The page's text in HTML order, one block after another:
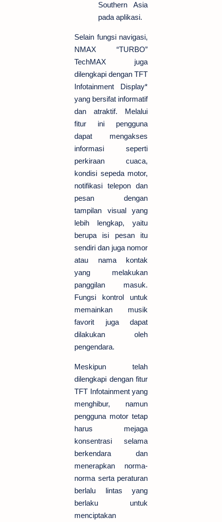
Southern Asia
pada aplikasi.
Selain fungsi navigasi,
NMAX “TURBO”
TechMAX juga
dilengkapi dengan TFT
Infotainment Display*
yang bersifat informatif
dan atraktif. Melalui
fitur ini pengguna
dapat mengakses
informasi seperti
perkiraan cuaca,
kondisi sepeda motor,
notifikasi telepon dan
pesan dengan
tampilan visual yang
lebih lengkap, yaitu
berupa isi pesan itu
sendiri dan juga nomor
atau nama kontak
yang melakukan
panggilan masuk.
Fungsi kontrol untuk
memainkan musik
favorit juga dapat
dilakukan oleh
pengendara.
Meskipun telah
dilengkapi dengan fitur
TFT Infotainment yang
menghibur, namun
pengguna motor tetap
harus mejaga
konsentrasi selama
berkendara dan
menerapkan norma-
norma serta peraturan
berlalu lintas yang
berlaku untuk
menciptakan